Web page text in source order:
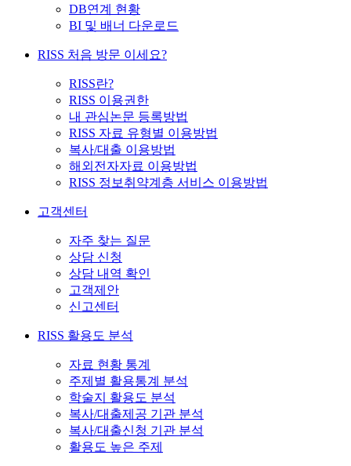
DB연계 현황
BI 및 배너 다운로드
RISS 처음 방문 이세요?
RISS란?
RISS 이용권한
내 관심논문 등록방법
RISS 자료 유형별 이용방법
복사/대출 이용방법
해외전자자료 이용방법
RISS 정보취약계층 서비스 이용방법
고객센터
자주 찾는 질문
상담 신청
상담 내역 확인
고객제안
신고센터
RISS 활용도 분석
자료 현황 통계
주제별 활용통계 분석
학술지 활용도 분석
복사/대출제공 기관 분석
복사/대출신청 기관 분석
활용도 높은 주제